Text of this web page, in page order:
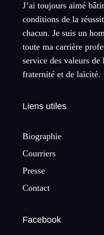
J’ai toujours aimé
conditions de la
chacun. Je suis un
toute ma carrière
service des valeurs
fraternité et de laïcité.
Liens utiles
Biographie
Courriers
Presse
Contact
Facebook